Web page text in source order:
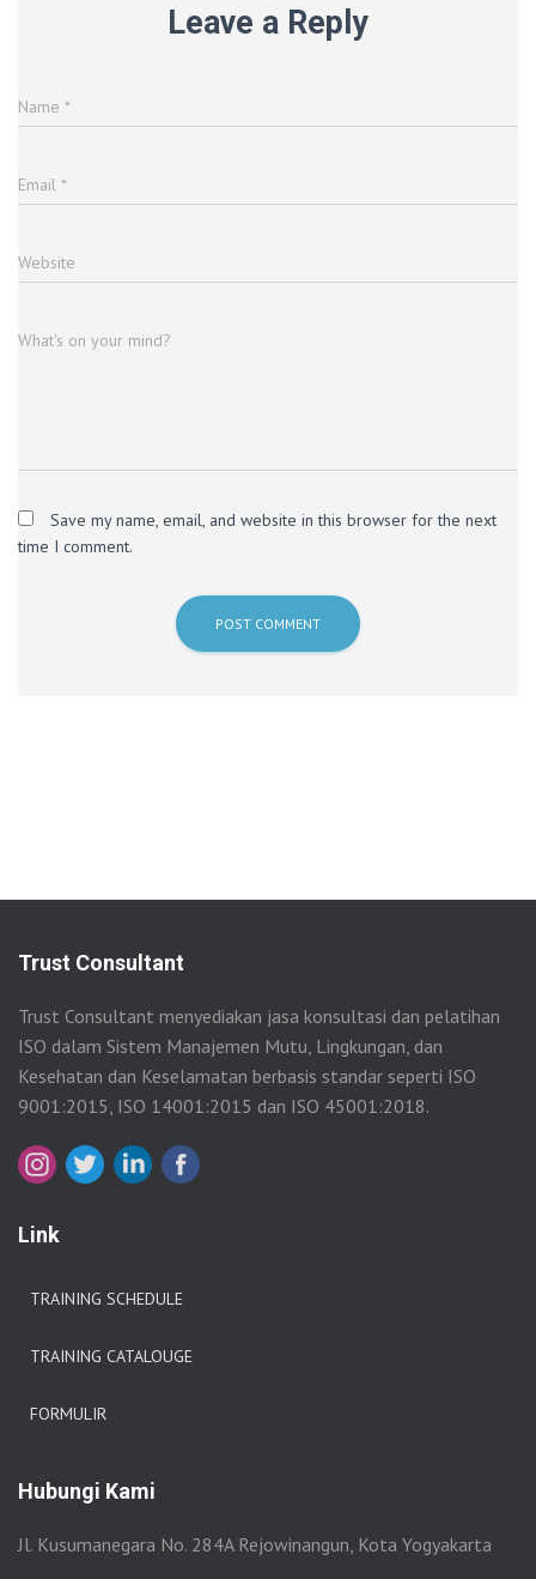
Leave a Reply
Name *
Email *
Website
What's on your mind?
Save my name, email, and website in this browser for the next
time I comment.
Trust Consultant
Trust Consultant menyediakan jasa konsultasi dan pelatihan
ISO dalam Sistem Manajemen Mutu, Lingkungan, dan
Kesehatan dan Keselamatan berbasis standar seperti ISO
9001:2015, ISO 14001:2015 dan ISO 45001:2018.
Link
TRAINING SCHEDULE
TRAINING CATALOUGE
FORMULIR
Hubungi Kami
Jl. Kusumanegara No. 284A Rejowinangun, Kota Yogyakarta